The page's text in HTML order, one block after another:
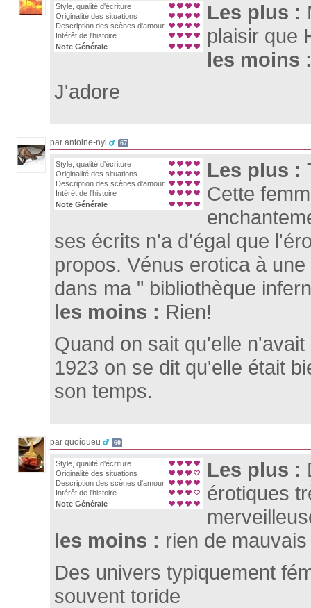
Style, qualité d'écriture
Originalité des situations
Description des scènes d'amour
Intérêt de l'histoire
Note Générale
Les plus :
plaisir que
les moins
J'adore
par antoine-nyl 67
Style, qualité d'écriture
Originalité des situations
Description des scènes d'amour
Intérêt de l'histoire
Note Générale
Les plus :
Cette
ses écrits n'a d'égal que
propos. Vénus erotica à
dans ma " bibliothèque
les moins : Rien!
Quand on sait qu'elle
1923 on se dit qu'elle était
son temps.
par quoiqueu 60
Style, qualité d'écriture
Originalité des situations
Description des scènes d'amour
Intérêt de l'histoire
Note Générale
Les plus :
érotiques
les moins : rien de mauvais
Des univers typiquement
souvent toride